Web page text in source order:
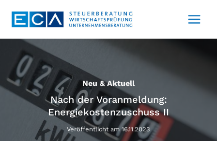
Inhalt
Neu & Aktuell
Nach der Voranmeldung:
Energiekostenzuschuss II
Veröffentlicht am 16.11.2023